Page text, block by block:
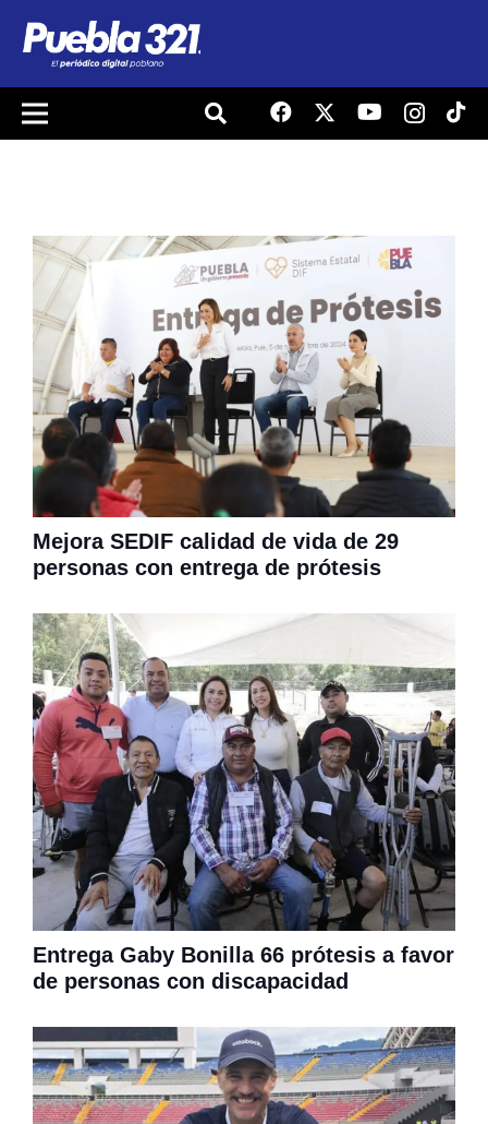
Mejora SEDIF calidad de vida de 29
personas con entrega de prótesis
Entrega Gaby Bonilla 66 prótesis a favor
de personas con discapacidad